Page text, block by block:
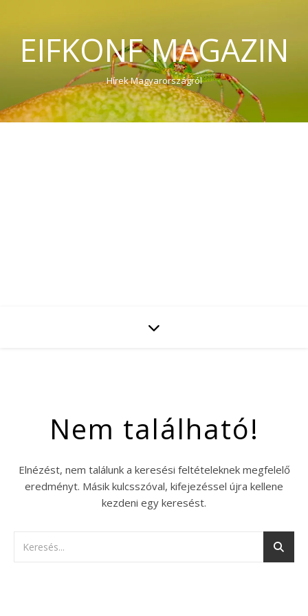
EIFKONF MAGAZIN
Hírek Magyarországról
Nem található!
Elnézést, nem találunk a keresési feltételeknek megfelelő
eredményt. Másik kulcsszóval, kifejezéssel újra kellene
kezdeni egy keresést.